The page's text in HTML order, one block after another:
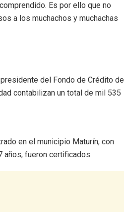
Es por ello que no
a los muchachos y muchachas
del Fondo de Crédito del
contabilizan un total de mil 535
en el municipio Maturín, con
años, fueron certificados.